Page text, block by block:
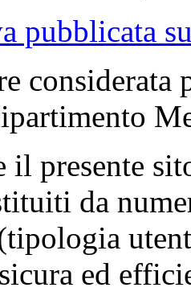
pubblicata
il presente
da
ed